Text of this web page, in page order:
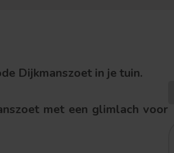
Dijkmanszoet in je tuin.
met een glimlach voor